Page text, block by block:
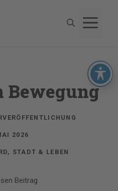
Bewegung
2026
, STADT & LEBEN
Beitrag